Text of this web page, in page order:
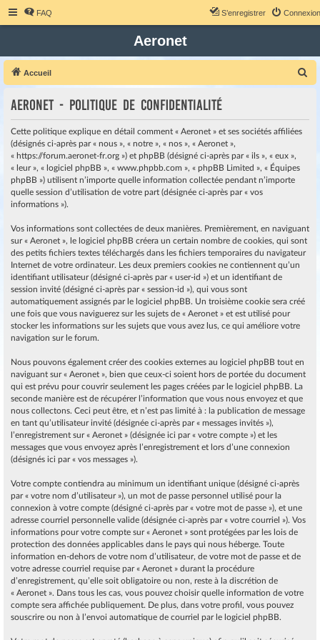
FAQ Connexion
S’enregistrer
Aeronet
Accueil
r
Aeronet - Politique de confidentialité
Cette politique explique en détail comment « Aeronet » et ses sociétés affiliées
(désignés ci-après par « nous », « notre », « nos », « Aeronet »,
« https://forum.aeronet-fr.org ») et phpBB (désigné ci-après par « ils », « eux »,
« leur », « logiciel phpBB », « www.phpbb.com », « phpBB Limited », « Équipes
phpBB ») utilisent n’importe quelle information collectée pendant n’importe
quelle session d’utilisation de votre part (désignée ci-après par « vos
informations »).
Vos informations sont collectées de deux manières. Premièrement, en naviguant
sur « Aeronet », le logiciel phpBB créera un certain nombre de cookies, qui sont
des petits fichiers textes téléchargés dans les fichiers temporaires du navigateur
Internet de votre ordinateur. Les deux premiers cookies ne contiennent qu’un
identifiant utilisateur (désigné ci-après par « user-id ») et un identifiant de
session invité (désigné ci-après par « session-id »), qui vous sont
automatiquement assignés par le logiciel phpBB. Un troisième cookie sera créé
une fois que vous naviguerez sur les sujets de « Aeronet » et est utilisé pour
stocker les informations sur les sujets que vous avez lus, ce qui améliore votre
navigation sur le forum.
Nous pouvons également créer des cookies externes au logiciel phpBB tout en
naviguant sur « Aeronet », bien que ceux-ci soient hors de portée du document
qui est prévu pour couvrir seulement les pages créées par le logiciel phpBB. La
seconde manière est de récupérer l’information que vous nous envoyez et que
nous collectons. Ceci peut être, et n’est pas limité à : la publication de message
en tant qu’utilisateur invité (désignée ci-après par « messages invités »),
l’enregistrement sur « Aeronet » (désignée ici par « votre compte ») et les
messages que vous envoyez après l’enregistrement et lors d’une connexion
(désignés ici par « vos messages »).
Votre compte contiendra au minimum un identifiant unique (désigné ci-après
par « votre nom d’utilisateur »), un mot de passe personnel utilisé pour la
connexion à votre compte (désigné ci-après par « votre mot de passe »), et une
adresse courriel personnelle valide (désignée ci-après par « votre courriel »). Vos
informations pour votre compte sur « Aeronet » sont protégées par les lois de
protection des données applicables dans le pays qui nous héberge. Toute
information en-dehors de votre nom d’utilisateur, de votre mot de passe et de
votre adresse courriel requise par « Aeronet » durant la procédure
d’enregistrement, qu’elle soit obligatoire ou non, reste à la discrétion de
« Aeronet ». Dans tous les cas, vous pouvez choisir quelle information de votre
compte sera affichée publiquement. De plus, dans votre profil, vous pouvez
souscrire ou non à l’envoi automatique de courriel par le logiciel phpBB.